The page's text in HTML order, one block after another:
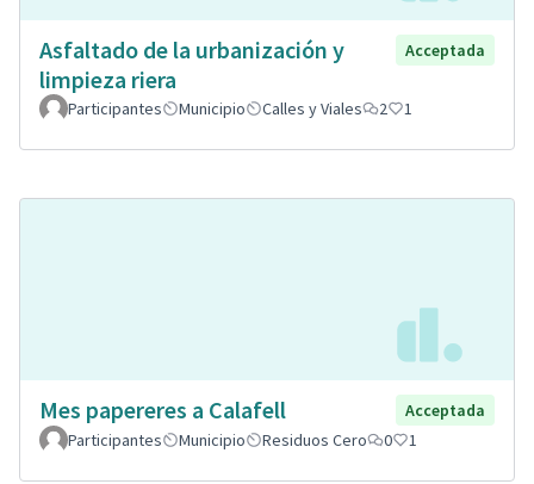
Asfaltado de la urbanización y
limpieza riera
Acceptada
Participantes Municipio Calles y Viales 2 1
Mes papereres a Calafell
Acceptada
Participantes
Municipio Residuos Cero 0 1